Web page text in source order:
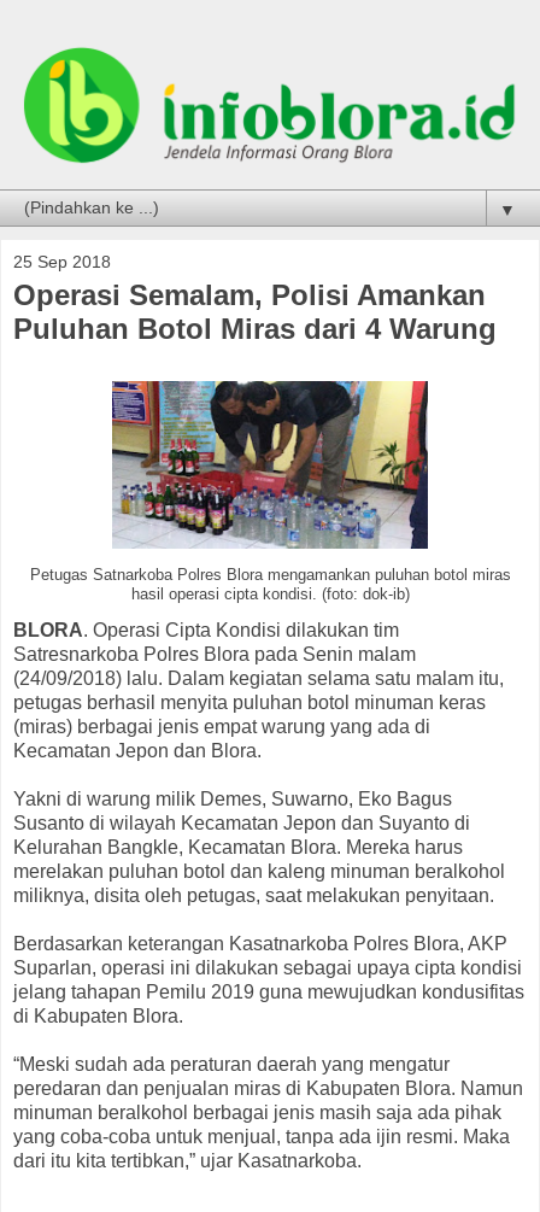
▼
25 Sep 2018
Operasi Semalam, Polisi Amankan
Puluhan Botol Miras dari 4 Warung
Petugas Satnarkoba Polres Blora mengamankan puluhan botol miras
hasil operasi cipta kondisi. (foto: dok-ib)
BLORA. Operasi Cipta Kondisi dilakukan tim
Satresnarkoba Polres Blora pada Senin malam
(24/09/2018) lalu. Dalam kegiatan selama satu malam itu,
petugas berhasil menyita puluhan botol minuman keras
(miras) berbagai jenis empat warung yang ada di
Kecamatan Jepon dan Blora.
Yakni di warung milik Demes, Suwarno, Eko Bagus
Susanto di wilayah Kecamatan Jepon dan Suyanto di
Kelurahan Bangkle, Kecamatan Blora. Mereka harus
merelakan puluhan botol dan kaleng minuman beralkohol
miliknya, disita oleh petugas, saat melakukan penyitaan.
Berdasarkan keterangan Kasatnarkoba Polres Blora, AKP
Suparlan, operasi ini dilakukan sebagai upaya cipta kondisi
jelang tahapan Pemilu 2019 guna mewujudkan kondusifitas
di Kabupaten Blora.
“Meski sudah ada peraturan daerah yang mengatur
peredaran dan penjualan miras di Kabupaten Blora. Namun
minuman beralkohol berbagai jenis masih saja ada pihak
yang coba-coba untuk menjual, tanpa ada ijin resmi. Maka
dari itu kita tertibkan,” ujar Kasatnarkoba.